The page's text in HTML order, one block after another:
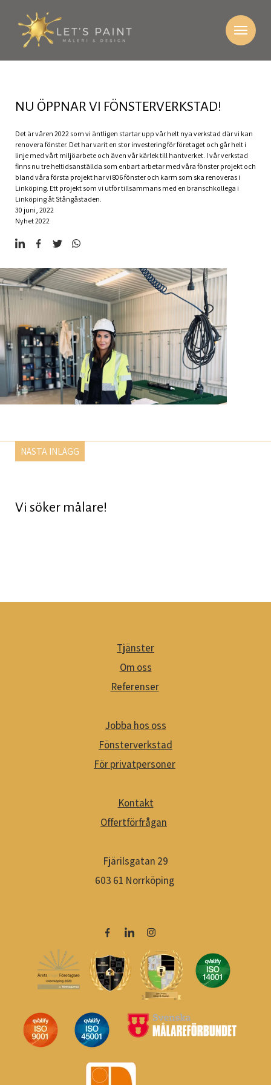
NU ÖPPNAR VI FÖNSTERVERKSTAD!
Det är våren 2022 som vi äntligen startar upp vår helt nya verkstad där vi kan
renovera fönster. Det har varit en stor investering för företaget och går helt i
linje med vårt miljöarbete och även vår kärlek till hantverket. I vår verkstad
finns nu tre heltidsanställda som enbart arbetar med våra fönster projekt och
bland våra första projekt har vi 806 fönster och karm som ska renoveras i
Linköping. Ett projekt som vi utför tillsammans med en branschkollega i
Linköping åt Stångåstaden.
30 juni, 2022
Nyhet 2022
NÄSTA INLÄGG
Vi söker målare!
Tjänster
Om oss
Referenser
Jobba hos oss
Fönsterverkstad
För privatpersoner
Kontakt
Offertförfrågan
Fjärilsgatan 29
603 61 Norrköping